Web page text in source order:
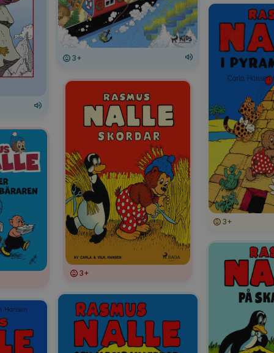
3+
3+
3+